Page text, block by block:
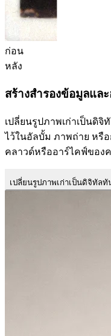
ก่อน
หลัง
สร้างสำรองข้อมูลแล
เปลี่ยนรูปภาพเก่าเป็นดิ
ไว้ในอัลบั้ม ภาพถ่าย หรือ
คลาวด์หรืออาร์ไคฟ์ของ
เปลี่ยนรูปภาพเก่าเป็นดิจิทัลทั